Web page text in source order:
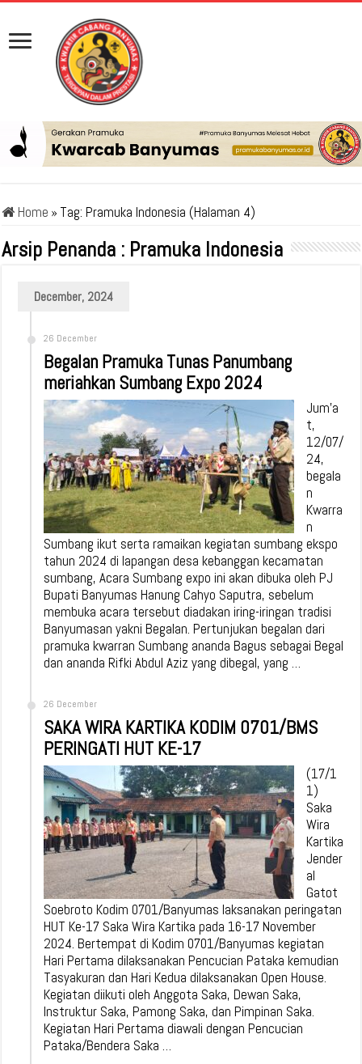
Home » Tag:Pramuka Indonesia (Halaman 4)
Arsip Penanda : Pramuka Indonesia
December, 2024
26 December
Begalan Pramuka Tunas Panumbang
meriahkan Sumbang Expo 2024
Jum’a
t,
12/07/
24,
begala
n
Kwarra
n
Sumbang ikut serta ramaikan kegiatan sumbang ekspo
tahun 2024 di lapangan desa kebanggan kecamatan
sumbang, Acara Sumbang expo ini akan dibuka oleh PJ
Bupati Banyumas Hanung Cahyo Saputra, sebelum
membuka acara tersebut diadakan iring-iringan tradisi
Banyumasan yakni Begalan. Pertunjukan begalan dari
pramuka kwarran Sumbang ananda Bagus sebagai Begal
dan ananda Rifki Abdul Aziz yang dibegal, yang …
26 December
SAKA WIRA KARTIKA KODIM 0701/BMS
PERINGATI HUT KE-17
(17/1
1)
Saka
Wira
Kartika
Jender
al
Gatot
Soebroto Kodim 0701/Banyumas laksanakan peringatan
HUT Ke-17 Saka Wira Kartika pada 16-17 November
2024. Bertempat di Kodim 0701/Banyumas kegiatan
Hari Pertama dilaksanakan Pencucian Pataka kemudian
Tasyakuran dan Hari Kedua dilaksanakan Open House.
Kegiatan diikuti oleh Anggota Saka, Dewan Saka,
Instruktur Saka, Pamong Saka, dan Pimpinan Saka.
Kegiatan Hari Pertama diawali dengan Pencucian
Pataka/Bendera Saka …